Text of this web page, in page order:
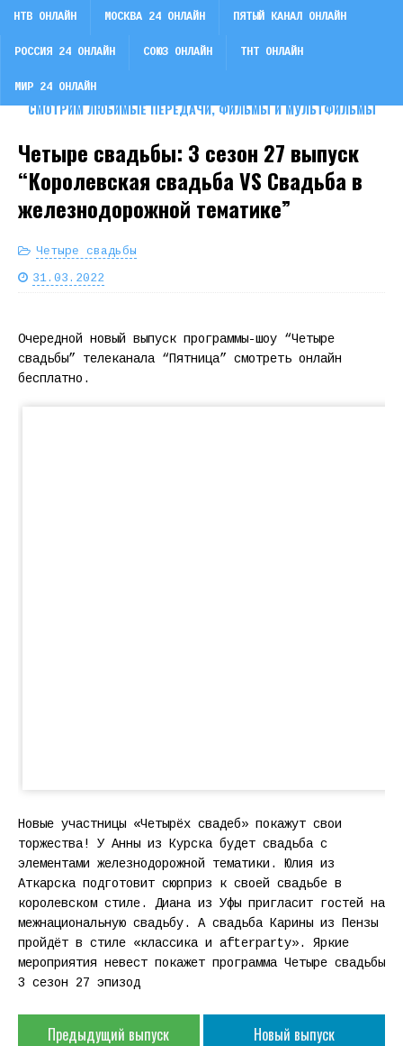
СМОТРИМ ЛЮБИМЫЕ ПЕРЕДАЧИ, ФИЛЬМЫ И МУЛЬТФИЛЬМЫ
НТВ ОНЛАЙН МОСКВА 24 ОНЛАЙН ПЯТЫЙ КАНАЛ ОНЛАЙН
РОССИЯ 24 ОНЛАЙН СОЮЗ ОНЛАЙН ТНТ ОНЛАЙН
МИР 24 ОНЛАЙН
Четыре свадьбы: 3 сезон 27 выпуск
“Королевская свадьба VS Свадьба в
железнодорожной тематике”
Четыре свадьбы
31.03.2022
Очередной новый выпуск программы-шоу “Четыре
свадьбы” телеканала “Пятница” смотреть онлайн
бесплатно.
Новые участницы «Четырёх свадеб» покажут свои
торжества! У Анны из Курска будет свадьба с
элементами железнодорожной тематики. Юлия из
Аткарска подготовит сюрприз к своей свадьбе в
королевском стиле. Диана из Уфы пригласит гостей на
межнациональную свадьбу. А свадьба Карины из Пензы
пройдёт в стиле «классика и afterparty». Яркие
мероприятия невест покажет программа Четыре свадьбы
3 сезон 27 эпизод
Предыдущий выпуск Новый выпуск